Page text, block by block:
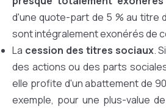
d'une quote-part de 5 % au titre
sont intégralement exonérés de
La cession des titres sociaux.
des actions ou des parts
elle profite d'un abattement de
exemple, pour une plus-value